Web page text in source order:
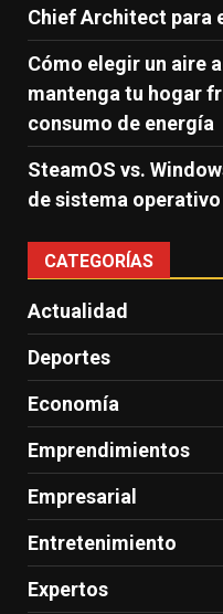
Chief Architect para
Cómo elegir un aire
mantenga tu hogar
consumo de energía
SteamOS vs.
de sistema operativo
CATEGORÍAS
Actualidad
Deportes
Economía
Emprendimientos
Empresarial
Entretenimiento
Expertos